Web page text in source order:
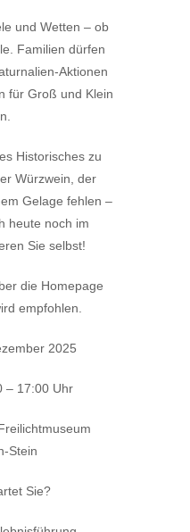
und Wetten – ob
Familien dürfen
Aktionen
für Groß und Klein
Historisches zu
Würzwein, der
Gelage fehlen –
heute noch im
Sie selbst!
die Homepage
empfohlen.
2025
– 17:00 Uhr
Stein
Sie?